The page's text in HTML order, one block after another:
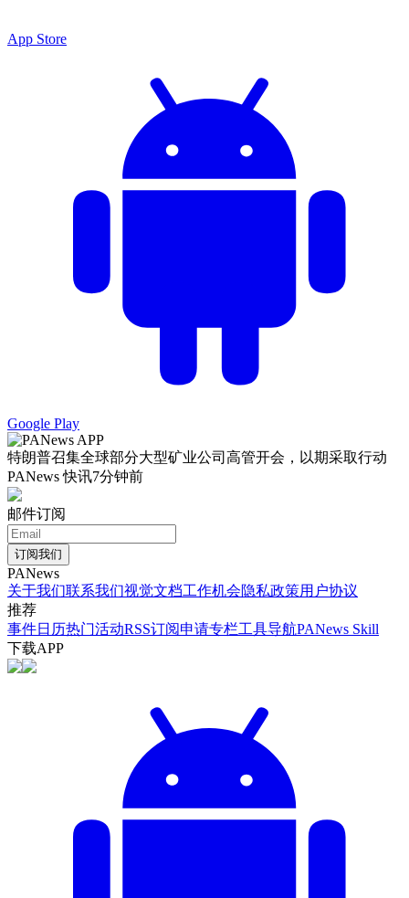
App Store
Google Play
特朗普召集全球部分大型矿业公司高管开会，以期采取行动
PANews 快讯7分钟前
邮件订阅
订阅我们
PANews
关于我们联系我们视觉文档工作机会隐私政策用户协议
推荐
事件日历热门活动RSS订阅申请专栏工具导航PANews Skill
下载APP